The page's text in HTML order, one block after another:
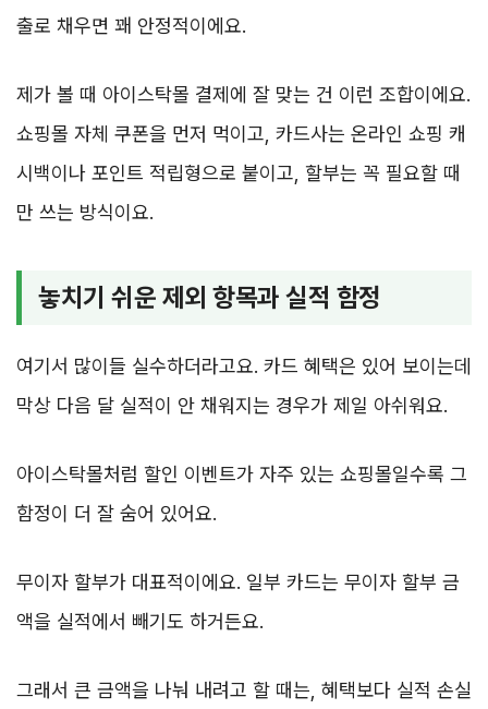
출로 채우면 꽤 안정적이에요.
제가 볼 때 아이스탁몰 결제에 잘 맞는 건 이런 조합이에요.
쇼핑몰 자체 쿠폰을 먼저 먹이고, 카드사는 온라인 쇼핑 캐
시백이나 포인트 적립형으로 붙이고, 할부는 꼭 필요할 때
만 쓰는 방식이요.
놓치기 쉬운 제외 항목과 실적 함정
여기서 많이들 실수하더라고요. 카드 혜택은 있어 보이는데
막상 다음 달 실적이 안 채워지는 경우가 제일 아쉬워요.
아이스탁몰처럼 할인 이벤트가 자주 있는 쇼핑몰일수록 그
함정이 더 잘 숨어 있어요.
무이자 할부가 대표적이에요. 일부 카드는 무이자 할부 금
액을 실적에서 빼기도 하거든요.
그래서 큰 금액을 나눠 내려고 할 때는, 혜택보다 실적 손실